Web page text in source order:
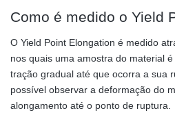
Como é medido o Yield
O Yield Point Elongation é medido
nos quais uma amostra do material
tração gradual até que ocorra a sua
possível observar a deformação do
alongamento até o ponto de ruptura.